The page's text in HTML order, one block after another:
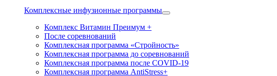
Комплексные инфузионные программы
Комплекс Витамин Преимум +
После соревнований
Комплексная программа «Стройность»
Комплексная программа до соревнований
Комплексная программа после COVID-19
Комплексная программа AntiStress+